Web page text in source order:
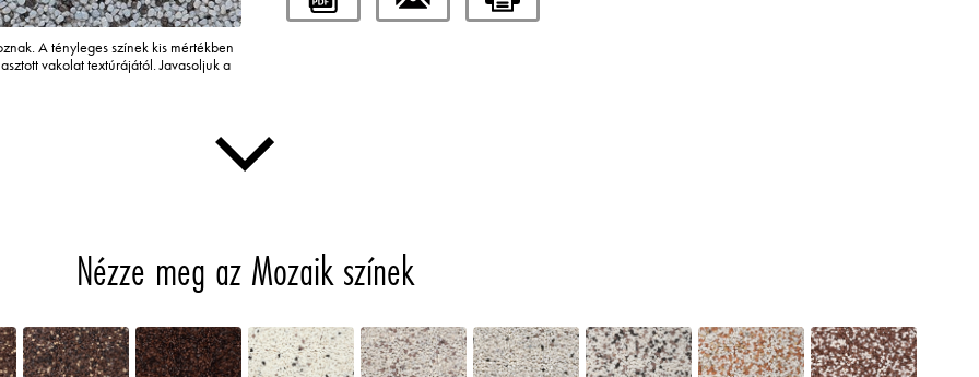
A tényleges színek kis mértékben
vakolat textúrájától. Javasoljuk a
Nézze meg az Mozaik színek